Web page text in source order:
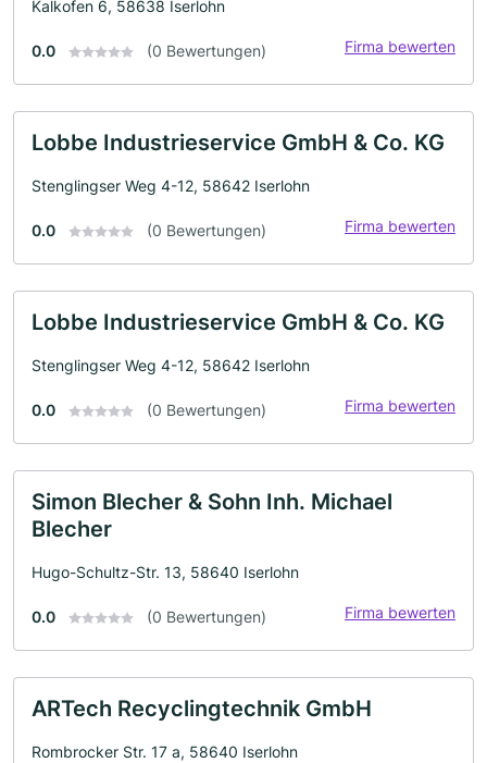
Kalkofen 6, 58638 Iserlohn
0.0 (0 Bewertungen) Firma bewerten
Lobbe Industrieservice GmbH & Co. KG
Stenglingser Weg 4-12, 58642 Iserlohn
0.0 (0 Bewertungen) Firma bewerten
Lobbe Industrieservice GmbH & Co. KG
Stenglingser Weg 4-12, 58642 Iserlohn
0.0 (0 Bewertungen) Firma bewerten
Simon Blecher & Sohn Inh. Michael
Blecher
Hugo-Schultz-Str. 13, 58640 Iserlohn
0.0 (0 Bewertungen) Firma bewerten
ARTech Recyclingtechnik GmbH
Rombrocker Str. 17 a, 58640 Iserlohn